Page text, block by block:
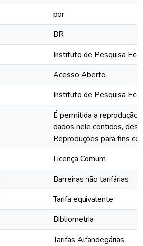
por
BR
Instituto de Pesquisa
Acesso Aberto
Instituto de Pesquisa
É permitida a
dados nele contidos,
Reproduções para fins
Licença Comum
Barreiras não tarifárias
Tarifa equivalente
Bibliometria
Tarifas Alfandegárias